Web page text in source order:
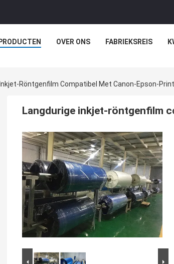
PRODUCTEN OVER ONS FABRIEKSREIS
Röntgenfilm Compatibel Met Canon-Epson-
Langdurige inkjet-röntgenfilm